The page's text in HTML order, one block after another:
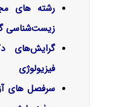
رشته های
زیست‌شناسی
گرایش‌های
فیزیولوژی
سرفصل‌ های